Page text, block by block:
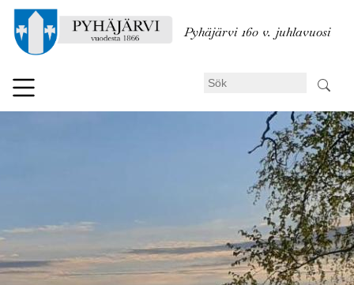
till
Pyhäjärvi 160 v. juhlavuosi
Sök